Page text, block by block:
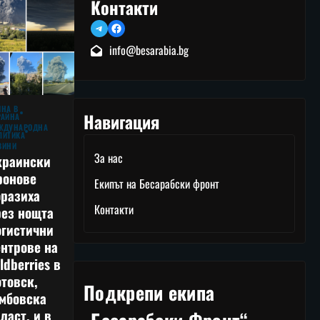
В
нощта
на
в
и в
Контакти
TelegramFacebook
info@besarabia.bg
Навигация
За нас
Екипът на Бесарабски фронт
Контакти
Подкрепи екипа